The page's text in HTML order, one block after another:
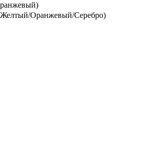
Оранжевый/Серебро)